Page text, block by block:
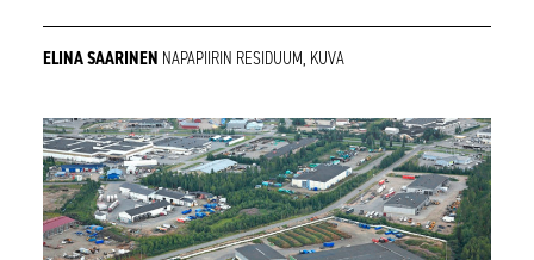
ELINA SAARINEN NAPAPIIRIN RESIDUUM, KUVA